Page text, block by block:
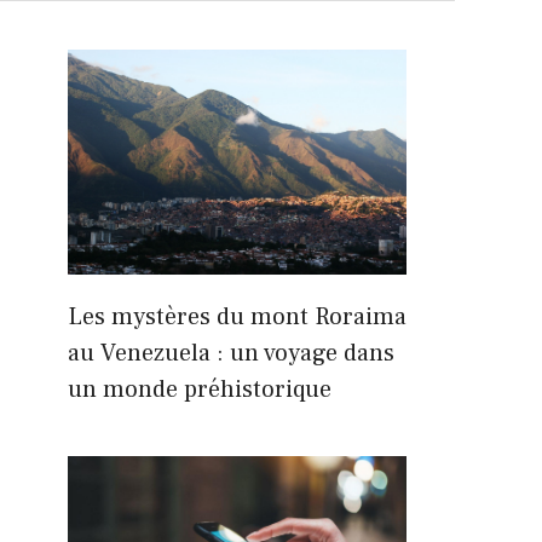
Les mystères du mont Roraima
au Venezuela : un voyage dans
un monde préhistorique